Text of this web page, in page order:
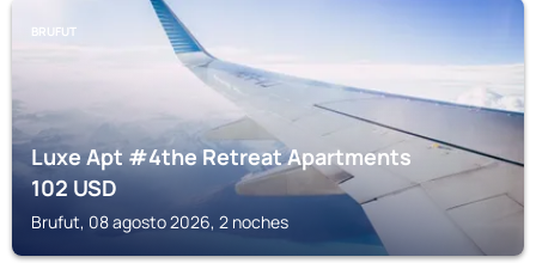
BRUFUT
Luxe Apt #4the Retreat Apartments
102USD
Brufut, 08 agosto 2026, 2 noches